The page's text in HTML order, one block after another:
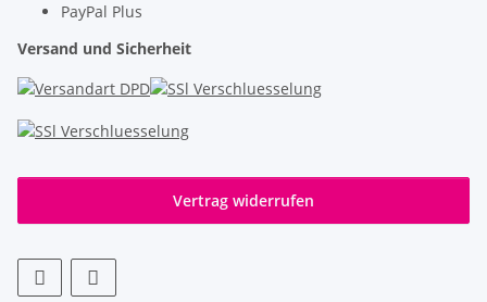
PayPal Plus
Versand und Sicherheit
Vertrag widerrufen